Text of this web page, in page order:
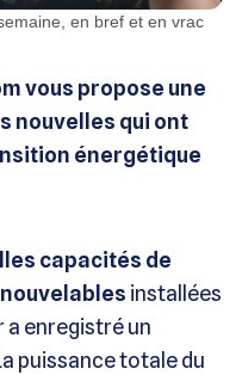
en bref et en vrac
vous propose une
nouvelles qui ont
énergétique
capacités de
installées
a enregistré un
puissance totale du